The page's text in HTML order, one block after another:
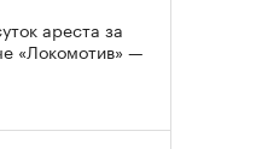
ареста за
«Локомотив» —